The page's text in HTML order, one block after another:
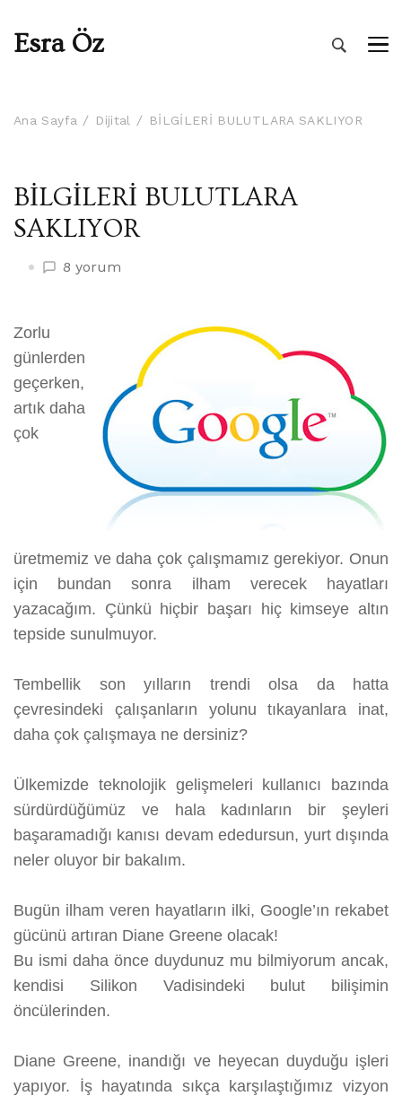
Esra Öz
Ana Sayfa Dijital BİLGİLERİ BULUTLARA SAKLIYOR
BİLGİLERİ BULUTLARA
SAKLIYOR
BİLGİLERİ
8 yorum
Zorlu
günlerden
geçerken,
artık daha
çok
üretmemiz ve daha çok çalışmamız gerekiyor. Onun
için bundan sonra ilham verecek hayatları
yazacağım. Çünkü hiçbir başarı hiç kimseye altın
tepside sunulmuyor.
Tembellik son yılların trendi olsa da hatta
çevresindeki çalışanların yolunu tıkayanlara inat,
daha çok çalışmaya ne dersiniz?
Ülkemizde teknolojik gelişmeleri kullanıcı bazında
sürdürdüğümüz ve hala kadınların bir şeyleri
başaramadığı kanısı devam ededursun, yurt dışında
neler oluyor bir bakalım.
Bugün ilham veren hayatların ilki, Google’ın rekabet
gücünü artıran Diane Greene olacak!
Bu ismi daha önce duydunuz mu bilmiyorum ancak,
kendisi Silikon Vadisindeki bulut bilişimin
öncülerinden.
Diane Greene, inandığı ve heyecan duyduğu işleri
yapıyor. İş hayatında sıkça karşılaştığımız vizyon